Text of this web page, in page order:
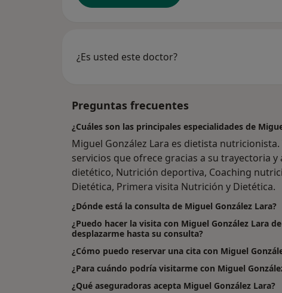
¿Es usted este doctor?
Preguntas frecuentes
¿Cuáles son las principales especialidades de
Miguel González Lara es dietista
servicios que ofrece gracias a su trayectoria
dietético, Nutrición deportiva, Coaching
Dietética, Primera visita Nutrición y Dietética.
¿Dónde está la consulta de Miguel González Lara?
¿Puedo hacer la visita con Miguel González Lara
desplazarme hasta su consulta?
¿Cómo puedo reservar una cita con Miguel
¿Para cuándo podría visitarme con Miguel
¿Qué aseguradoras acepta Miguel González Lara?